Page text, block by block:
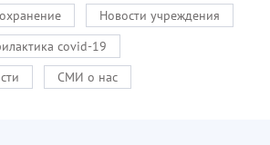
Новости учреждения
covid-19
СМИ о нас